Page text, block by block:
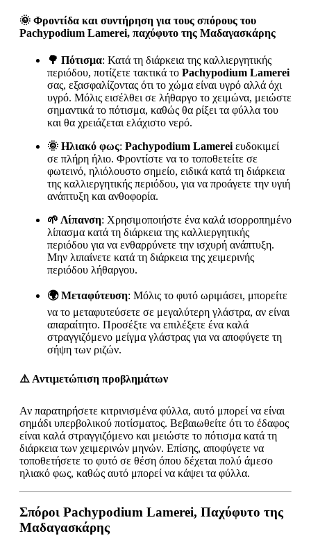
🌞 Φροντίδα και συντήρηση για τους σπόρους του
Pachypodium Lamerei, παχύφυτο της Μαδαγασκάρης
🌳 Πότισμα: Κατά τη διάρκεια της καλλιεργητικής
περιόδου, ποτίζετε τακτικά το Pachypodium Lamerei
σας, εξασφαλίζοντας ότι το χώμα είναι υγρό αλλά όχι
υγρό. Μόλις εισέλθει σε λήθαργο το χειμώνα, μειώστε
σημαντικά το πότισμα, καθώς θα ρίξει τα φύλλα του
και θα χρειάζεται ελάχιστο νερό.
🌞 Ηλιακό φως: Pachypodium Lamerei ευδοκιμεί
σε πλήρη ήλιο. Φροντίστε να το τοποθετείτε σε
φωτεινό, ηλιόλουστο σημείο, ειδικά κατά τη διάρκεια
της καλλιεργητικής περιόδου, για να προάγετε την υγιή
ανάπτυξη και ανθοφορία.
🌱 Λίπανση: Χρησιμοποιήστε ένα καλά ισορροπημένο
λίπασμα κατά τη διάρκεια της καλλιεργητικής
περιόδου για να ενθαρρύνετε την ισχυρή ανάπτυξη.
Μην λιπαίνετε κατά τη διάρκεια της χειμερινής
περιόδου λήθαργου.
🌍 Μεταφύτευση: Μόλις το φυτό ωριμάσει, μπορείτε
να το μεταφυτεύσετε σε μεγαλύτερη γλάστρα, αν είναι
απαραίτητο. Προσέξτε να επιλέξετε ένα καλά
στραγγιζόμενο μείγμα γλάστρας για να αποφύγετε τη
σήψη των ριζών.
⚠️ Αντιμετώπιση προβλημάτων
Αν παρατηρήσετε κιτρινισμένα φύλλα, αυτό μπορεί να είναι
σημάδι υπερβολικού ποτίσματος. Βεβαιωθείτε ότι το έδαφος
είναι καλά στραγγιζόμενο και μειώστε το πότισμα κατά τη
διάρκεια των χειμερινών μηνών. Επίσης, αποφύγετε να
τοποθετήσετε το φυτό σε θέση όπου δέχεται πολύ άμεσο
ηλιακό φως, καθώς αυτό μπορεί να κάψει τα φύλλα.
Σπόροι Pachypodium Lamerei, Παχύφυτο της
Μαδαγασκάρης